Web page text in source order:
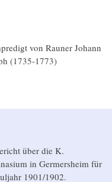
von Rauner Johann
(1735-1773)
über die K.
in Germersheim für
1901/1902.